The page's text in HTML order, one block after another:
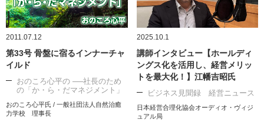
2011.07.12
第33号 骨盤に宿るインナーチャ
イルド
おのころ心平の ──社長のため
の「か・ら・だマネジメント」
おのころ心平氏 / 一般社団法人自然治癒
力学校 理事長
2025.10.1
講師インタビュー【ホールディ
ングス化を活用し、経営メリッ
トを最大化！】江幡吉昭氏
ビジネス見聞録 経営ニュース
日本経営合理化協会オーディオ・ヴィジ
ュアル局